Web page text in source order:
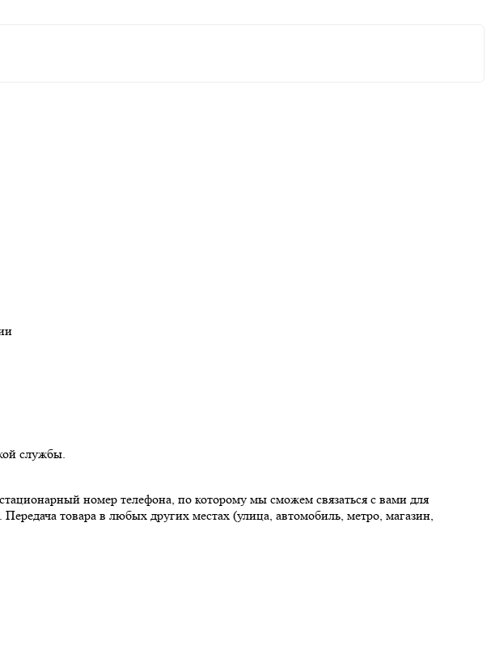
службы.
номер телефона, по которому мы сможем связаться с вами для
товара в любых других местах (улица, автомобиль, метро, магазин,